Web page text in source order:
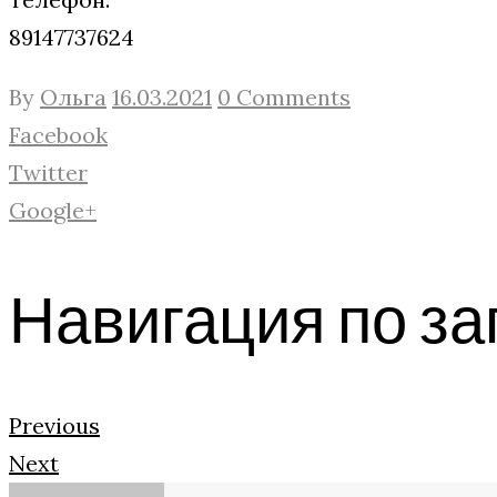
89147737624
By Ольга 16.03.2021 0 Comments
Facebook
Twitter
Google+
Навигация по
Previous
Next